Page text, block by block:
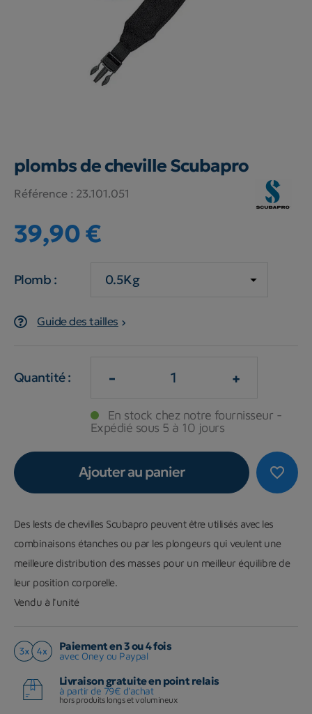
plombs de cheville Scubapro
Référence : 23.101.051
39,90 €
Plomb :
Guide des tailles
Quantité : - +
En stock chez notre fournisseur -
Expédié sous 5 à 10 jours
favorite_border
Ajouter au panier
Des lests de chevilles Scubapro peuvent être utilisés avec les
combinaisons étanches ou par les plongeurs qui veulent une
meilleure distribution des masses pour un meilleur équilibre de
leur position corporelle.
Vendu à l'unité
Paiement en 3 ou 4 fois
avec Oney ou Paypal
Livraison gratuite en point relais
à partir de 79€ d'achat
hors produits longs et volumineux